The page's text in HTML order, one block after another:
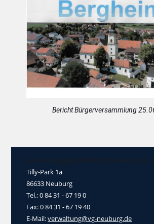
Bericht Bürgerversammlung
Tilly-Park 1a
86633 Neuburg
Tel.: 0 84 31 - 67 19 0
Fax: 0 84 31 - 67 19 40
E-Mail:verwaltung@vg-neuburg.de